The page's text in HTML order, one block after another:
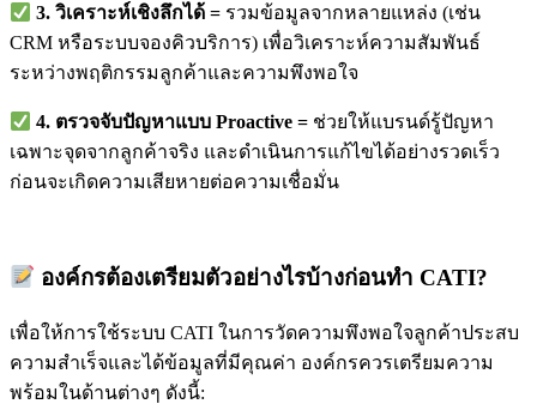
3. วิเคราะห์เชิงลึกได้ = รวมข้อมูลจากหลายแหล่ง (เช่น
CRM หรือระบบจองคิวบริการ) เพื่อวิเคราะห์ความสัมพันธ์
ระหว่างพฤติกรรมลูกค้าและความพึงพอใจ
4. ตรวจจับปัญหาแบบ Proactive = ช่วยให้แบรนด์รู้ปัญหา
เฉพาะจุดจากลูกค้าจริง และดำเนินการแก้ไขได้อย่างรวดเร็ว
ก่อนจะเกิดความเสียหายต่อความเชื่อมั่น
องค์กรต้องเตรียมตัวอย่างไรบ้างก่อนทำ CATI?
เพื่อให้การใช้ระบบ CATI ในการวัดความพึงพอใจลูกค้าประสบ
ความสำเร็จและได้ข้อมูลที่มีคุณค่า องค์กรควรเตรียมความ
พร้อมในด้านต่างๆ ดังนี้: